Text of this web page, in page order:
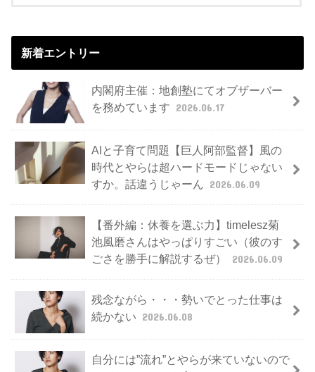
新着エントリー
内閣府主催：地創塾にてオブザーバー
を務めています 2026.06.17
AIと子育て問題【巨人阿部監督】風の
時代とやらは超ハードモードじゃない
すか。話違うじゃーん 2026.06.09
【番外編：休養を選ぶ力】timelesz菊
池風磨さんはやっぱりすごい（彼のす
ごさを勝手に解説するぜ）
2026.06.09
残念ながら・・・勢いでとった仕事は
続かない 2026.06.08
自分には”流れ”とやらが来ていないので